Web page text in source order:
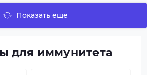
Показать еще
для иммунитета